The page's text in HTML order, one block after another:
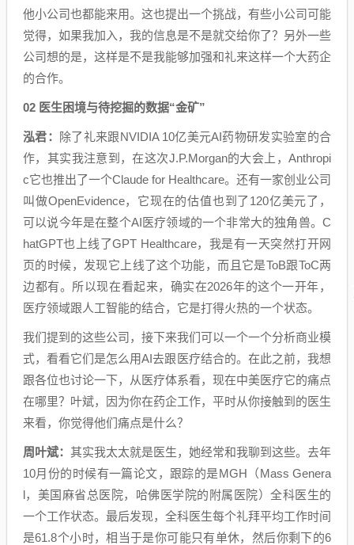
他小公司也都能来用。这也提出一个挑战，有些小公司可能
觉得，如果我加入，我的信息是不是就交给你了？另外一些
公司想的是，这样是不是我能够加强和礼来这样一个大药企
的合作。
02 医生困境与待挖掘的数据“金矿”
泓君：
除了礼来跟NVIDIA 10亿美元AI药物研发实验室的合
作，其实我注意到，在这次J.P.Morgan的大会上，Anthropi
c它也推出了一个Claude for Healthcare。还有一家创业公司
叫做OpenEvidence，它现在的估值也到了120亿美元了，
可以说今年是在整个AI医疗领域的一个非常大的独角兽。C
hatGPT也上线了GPT Healthcare，我是有一天突然打开网
页的时候，发现它上线了这个功能，而且它是ToB跟ToC两
边都有。所以现在看起来，确实在2026年的这个一开年，
医疗领域跟人工智能的结合，它是打得火热的一个状态。
我们提到的这些公司，接下来我们可以一个一个分析商业模
式，看看它们是怎么用AI去跟医疗结合的。在此之前，我想
跟各位也讨论一下，从医疗体系看，现在中美医疗它的痛点
在哪里？叶斌，因为你在药企工作，平时从你接触到的医生
来看，你觉得他们痛点是什么？
周叶斌： 其实我太太就是医生，她经常和我聊到这些。去年
10月份的时候有一篇论文，跟踪的是MGH（Mass Genera
l，美国麻省总医院，哈佛医学院的附属医院）全科医生的
一个工作状态。最后发现，全科医生每个礼拜平均工作时间
是61.8个小时，相当于是你可能只有单休，然后你剩下的6